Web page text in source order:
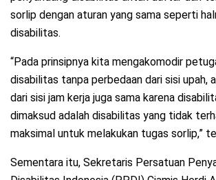
sorlip dengan aturan yang sama seperti
disabilitas.
“Pada prinsipnya kita mengakomodir
disabilitas tanpa perbedaan dari sisi upah,
dari sisi jam kerja juga sama karena
dimaksud adalah disabilitas yang tidak
maksimal untuk melakukan tugas sorlip,”
Sementara itu, Sekretaris Persatuan